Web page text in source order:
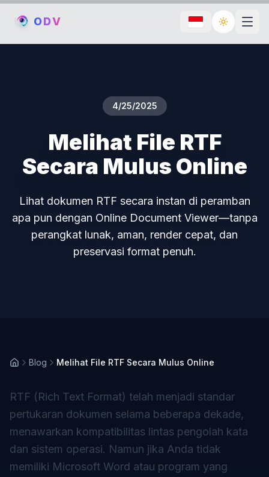
ODV Toggle
4/25/2025
Melihat File RTF
Secara Mulus Online
Lihat dokumen RTF secara instan di peramban
apa pun dengan Online Document Viewer—tanpa
perangkat lunak, aman, render cepat, dan
preservasi format penuh.
Blog Melihat File RTF Secara Mulus Online
RTF (Rich Text Format) telah menjadi standar
pertukaran dokumen selama beberapa dekade,
menawarkan kompatibilitas lintas pengolah kata
dan sistem operasi. Namun jika Anda tidak
memiliki Microsoft Word atau program yang